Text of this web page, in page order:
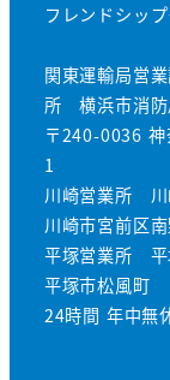
フレンドシッ
関東運輸局営
所 横浜市消防
〒240-0036
1
川崎営業所 川
川崎市宮前区
平塚営業所 平
平塚市松風町
24時間 年中無